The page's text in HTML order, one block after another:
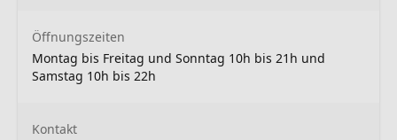
Öffnungszeiten
Montag bis Freitag und Sonntag 10h bis 21h und
Samstag 10h bis 22h
Kontakt